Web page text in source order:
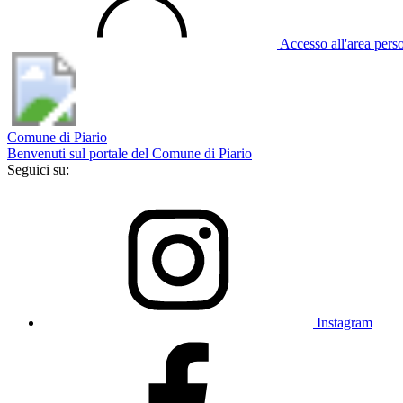
Accesso all'area
Comune di Piario
Benvenuti sul portale del Comune di Piario
Seguici su:
Instagram